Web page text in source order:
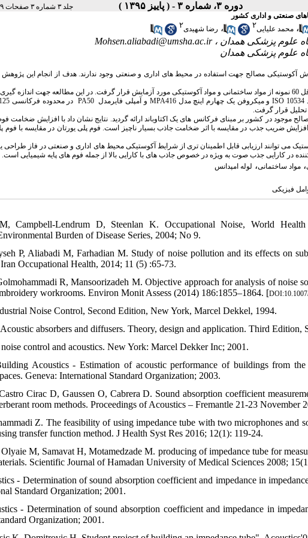
دوره ۳، شماره ۳ - ( پاییز ۱۳۹۵ ) جلد ۳ شماره ۳ صفحات ۳۹-۳۲
صنعتی و اداری کشور
، محمد علیایی۲ ، رضا شهیدی۲
Mohsen.aliabadi@umsha.ac.ir
مصالح جهت استفاده در محیط های اداری و صنعتی وجود ندارند. هدف از انجام این
در این پژوهش توصیفی مقطعی تعداد حداقل 60 نمونه از مواد ساختمانی و مواد آکوستیکی مورد آزمایش قرار گرفت. در این مطالعه
ISO 10534و میکروفن یک چهارم اینچ مدلMPA416 و آمپلی فایرمدلPA50
تحلیل قرار گرفت.
موجود در کشور بر مبنای فرکانس های یک اکتاوباند ارائه گردید. نتایج نشان داد با افزایش ضخامت
ضریب جذب در مقایسه با اثر ضخامت جاذب بسیار ناچیز است. فوم پلی یورتان در مقایسه با فوم پلی
می توانند ارزیابی قابل اطمینان تری از شرایط آکوستیکی محیط های اداری و صنعتی در فاز طراحی یا
در کارایی جذب صوت به ویژه در خصوص جاذب های با کارایی بالا از جمله فوم های پایه شیمیایی است.
، مواد ساختمانی، لوله امپدانس
فیزیکی
Campbell-Lendrum D, Steenlan K. Occupational Noise, World
Burden of Disease Series, 2004; No 9.
P, Aliabadi M, Farhadian M. Study of noise pollution and its effects on
Occupational Health, 2014; 11 (5) :65-73.
R, Mansoorizadeh M. Objective approach for analysis of noise
workrooms. Environ Monit Assess (2014) 186:1855–1864. [
Noise Control, Second Edition, New York, Marcel Dekkel, 1994.
absorbers and diffusers. Theory, design and application. Third Edition,
control and acoustics. New York: Marcel Dekker Inc; 2001.
Acoustics - Estimation of acoustic performance of buildings from
Geneva: International Standard Organization; 2003.
Cirac D, Gaussen O, Cabrera D. Sound absorption coefficient
room methods. Proceedings of Acoustics – Fremantle 21-23 November
Z. The feasibility of using impedance tube with two microphones and
transfer function method. J Health Syst Res 2016; 12(1): 119-24.
M, Samavat H, Motamedzade M. producing of impedance tube for
Scientific Journal of Hamadan University of Medical Sciences 2008;
- Determination of sound absorption coefficient and impedance in
Standard Organization; 2001.
- Determination of sound absorption coefficient and impedance in
Organization; 2001.